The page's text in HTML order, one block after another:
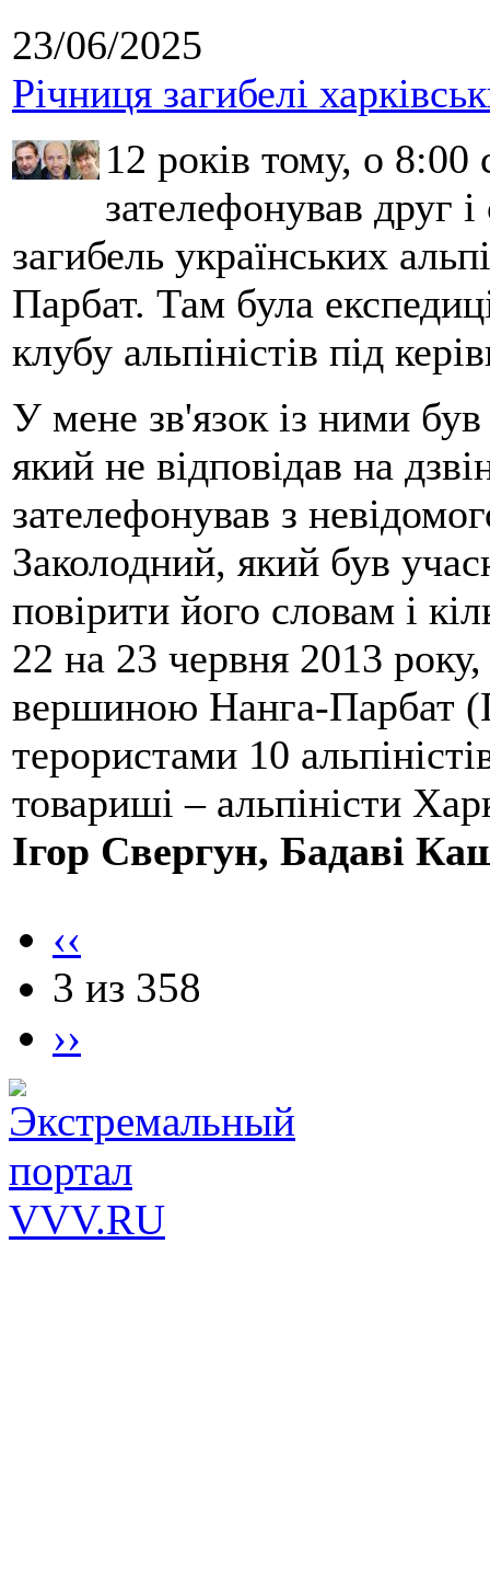
23/06/2025
Річниця загибелі
12 років тому, о 8:00
зателефонував друг
загибель українських
Парбат. Там була
клубу альпіністів під
У мене зв'язок із ними
який не відповідав на
зателефонував з
Заколодний, який був
повірити його словам і
22 на 23 червня 2013
вершиною Нанга-Парбат
терористами 10
товариші – альпіністи
Ігор Свергун, Бадаві
‹‹
3 из 358
››